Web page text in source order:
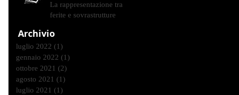
La rappresentazione tra
ferite e sovrastrutture
Archivio
luglio 2022 (1)
gennaio 2022 (1)
ottobre 2021 (2)
agosto 2021 (1)
luglio 2021 (1)